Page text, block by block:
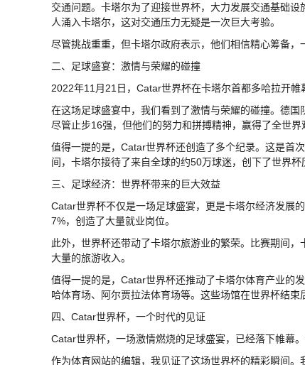
交通问题。卡塔尔为了迎接世界杯，大力发展交通基础
人涌入卡塔尔，这对交通压力无疑是一次巨大考验。
尽管挑战重重，但卡塔尔政府表示，他们相信精心筹备，
二、足球盛宴：激情与荣耀的碰撞
2022年11月21日，Catar世界杯在卡塔尔首都多哈拉开
在这场足球盛宴中，我们看到了激情与荣耀的碰撞。德
尽管止步16强，但他们的努力和拼搏精神，赢得了全世界
值得一提的是，Catar世界杯还创造了多个纪录。这是首
间，卡塔尔接待了来自全球的约50万球迷，创下了世界杯
三、足球经济：世界杯带来的巨大效益
Catar世界杯不仅是一场足球盛宴，更是卡塔尔经济发展
7%，创造了大量就业岗位。
此外，世界杯还带动了卡塔尔旅游业的繁荣。比赛期间
大量的旅游收入。
值得一提的是，Catar世界杯还推动了卡塔尔体育产业的
哈体育场、阿尔贾拉法体育场等。这些场馆在世界杯结束
四、Catar世界杯，一个时代的见证
Catar世界杯，一场激情燃烧的足球盛宴，已经落下帷幕
作为体育网站的编辑，我见证了这场世界杯的精彩瞬间